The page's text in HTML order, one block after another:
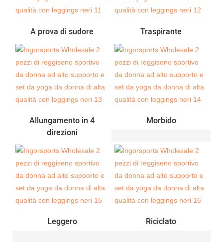
A prova di sudore Traspirante
Allungamento in 4
direzioni
Morbido
Leggero Riciclato